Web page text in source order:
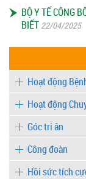
BỘ Y TẾ CÔNG
BIẾT 22/04/2025
Hoạt động
Hoạt động
Góc tri ân
Công đoàn
Hồi sức tích